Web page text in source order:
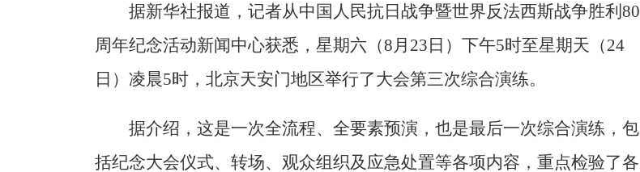
据新华社报道，记者从中国人民抗日战争暨世界反法西斯战争胜利80
周年纪念活动新闻中心获悉，星期六（8月23日）下午5时至星期天（24
日）凌晨5时，北京天安门地区举行了大会第三次综合演练。
据介绍，这是一次全流程、全要素预演，也是最后一次综合演练，包
括纪念大会仪式、转场、观众组织及应急处置等各项内容，重点检验了各